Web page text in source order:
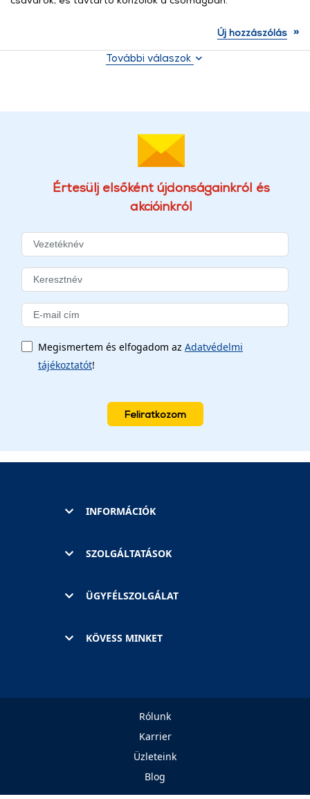
Új hozzászólás »
További válaszok
Értesülj elsőként újdonságainkról és
akcióinkról
Megismertem és elfogadom az Adatvédelmi
tájékoztatót!
Feliratkozom
INFORMÁCIÓK
SZOLGÁLTATÁSOK
ÜGYFÉLSZOLGÁLAT
KÖVESS MINKET
Rólunk
Karrier
Üzleteink
Blog